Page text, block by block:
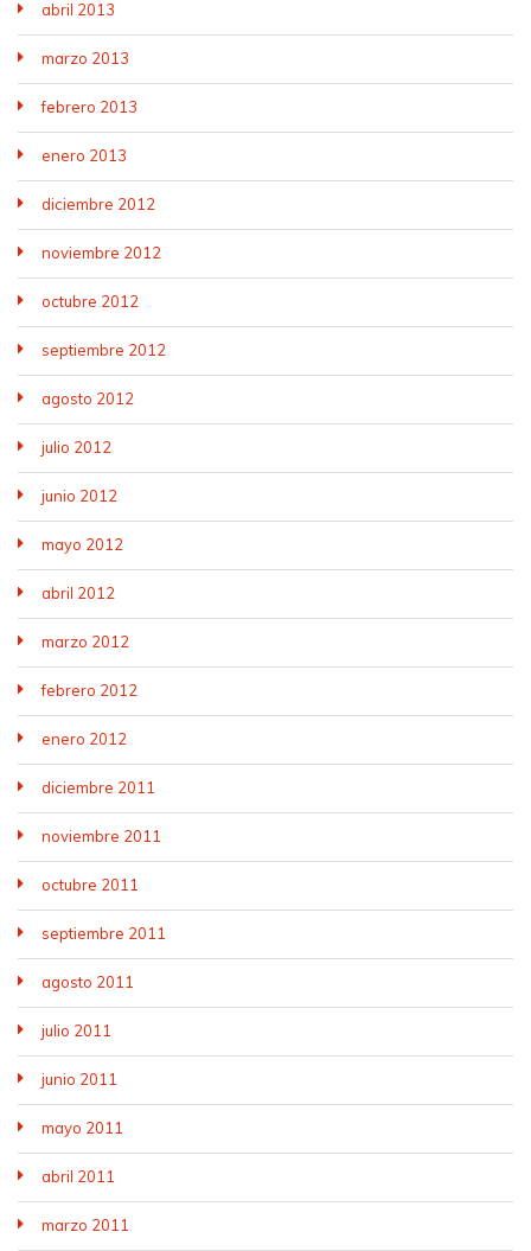
abril 2013
marzo 2013
febrero 2013
enero 2013
diciembre 2012
noviembre 2012
octubre 2012
septiembre 2012
agosto 2012
julio 2012
junio 2012
mayo 2012
abril 2012
marzo 2012
febrero 2012
enero 2012
diciembre 2011
noviembre 2011
octubre 2011
septiembre 2011
agosto 2011
julio 2011
junio 2011
mayo 2011
abril 2011
marzo 2011